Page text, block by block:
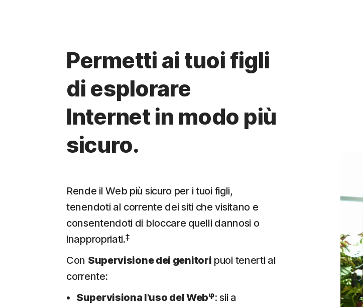
Permetti ai tuoi figli
di esplorare
Internet in modo più
sicuro.
Rende il Web più sicuro per i tuoi figli,
tenendoti al corrente dei siti che visitano e
consentendoti di bloccare quelli dannosi o
inappropriati.‡
Con Supervisione dei genitori puoi tenerti al
corrente:
Supervisiona l'uso del Webφ: sii a